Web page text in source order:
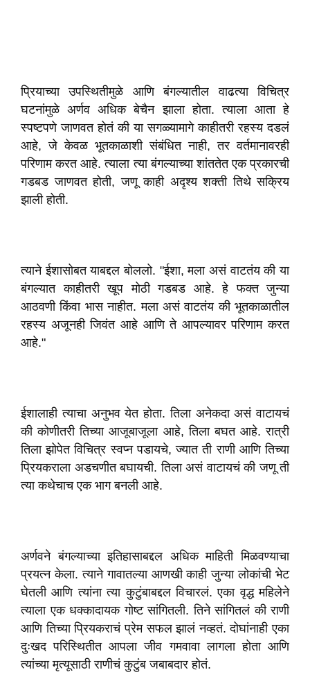
प्रियाच्या उपस्थितीमुळे आणि बंगल्यातील वाढत्या विचित्र
घटनांमुळे अर्णव अधिक बेचैन झाला होता. त्याला आता हे
स्पष्टपणे जाणवत होतं की या सगळ्यामागे काहीतरी रहस्य दडलं
आहे, जे केवळ भूतकाळाशी संबंधित नाही, तर वर्तमानावरही
परिणाम करत आहे. त्याला त्या बंगल्याच्या शांततेत एक प्रकारची
गडबड जाणवत होती, जणू काही अदृश्य शक्ती तिथे सक्रिय
झाली होती.
त्याने ईशासोबत याबद्दल बोललो. "ईशा, मला असं वाटतंय की या
बंगल्यात काहीतरी खूप मोठी गडबड आहे. हे फक्त जुन्या
आठवणी किंवा भास नाहीत. मला असं वाटतंय की भूतकाळातील
रहस्य अजूनही जिवंत आहे आणि ते आपल्यावर परिणाम करत
आहे."
ईशालाही त्याचा अनुभव येत होता. तिला अनेकदा असं वाटायचं
की कोणीतरी तिच्या आजूबाजूला आहे, तिला बघत आहे. रात्री
तिला झोपेत विचित्र स्वप्न पडायचे, ज्यात ती राणी आणि तिच्या
प्रियकराला अडचणीत बघायची. तिला असं वाटायचं की जणू ती
त्या कथेचाच एक भाग बनली आहे.
अर्णवने बंगल्याच्या इतिहासाबद्दल अधिक माहिती मिळवण्याचा
प्रयत्न केला. त्याने गावातल्या आणखी काही जुन्या लोकांची भेट
घेतली आणि त्यांना त्या कुटुंबाबद्दल विचारलं. एका वृद्ध महिलेने
त्याला एक धक्कादायक गोष्ट सांगितली. तिने सांगितलं की राणी
आणि तिच्या प्रियकराचं प्रेम सफल झालं नव्हतं. दोघांनाही एका
दुःखद परिस्थितीत आपला जीव गमवावा लागला होता आणि
त्यांच्या मृत्यूसाठी राणीचं कुटुंब जबाबदार होतं.